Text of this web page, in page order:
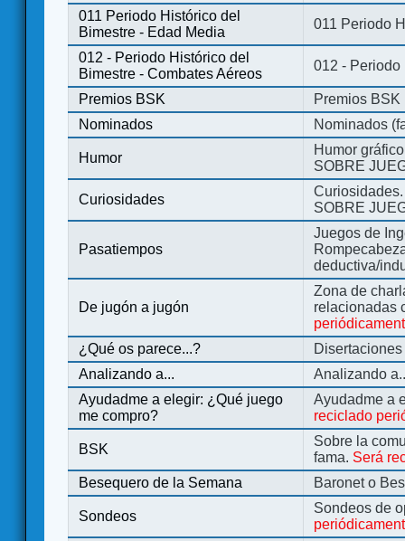
011 Periodo Histórico del
Bimestre - Edad Media
011 Periodo
012 - Periodo Histórico del
Bimestre - Combates Aéreos
012 - Periodo
Premios BSK
Premios BSK
Nominados
Nominados
Humor
Humor
SOBRE
Curiosidades
SOBRE
Pasatiempos
Juegos de
deductiva/
De jugón a jugón
Zona de
relacionadas
¿Qué os parece...?
Analizando a...
Analizando
Ayudadme a elegir: ¿Qué juego
me compro?
Ayudadme a
reciclado
BSK
Sobre la
fama. Será
Besequero de la Semana
Baronet o
Sondeos
Sondeos de